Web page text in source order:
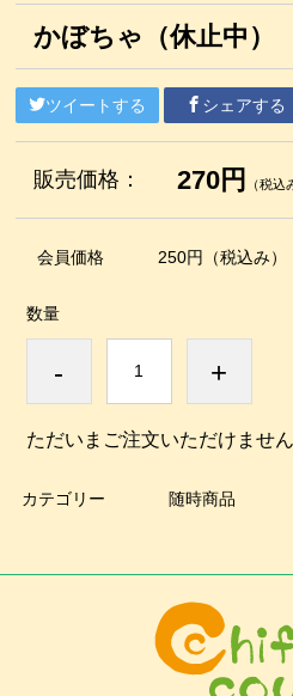
かぼちゃ（休止中）
ツイートする シェアする
販売価格： 270円 （税込
会員価格 250円 （税込み）
数量
- +
ただいまご注文いただけません
カテゴリー 随時商品